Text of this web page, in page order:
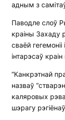
адным з
Паводле слоў
краіны Захаду
сваёй
інтарэсаў
“Канкрэтнай
назваў
каляровых
шэрагу